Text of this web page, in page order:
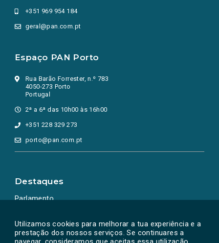
Utilizamos cookies para melhorar a tua experiência e a
prestação dos nossos serviços. Se continuares a
+351 969 954 184
geral@pan.com.pt
Espaço PAN Porto
Rua Barão Forrester, n.º 783
4050-273 Porto
Portugal
2ª a 6ª das 10h00 às 16h00
+351 228 329 273
porto@pan.com.pt
Destaques
Parlamento